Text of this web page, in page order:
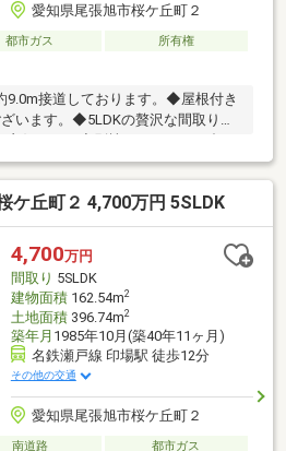
愛知県尾張旭市桜ケ丘町２
都市ガス
所有権
接道しております。◆屋根付き
います。◆5LDKの贅沢な間取りで
良好です。◆別棟の１ＬＤＫと合わ
ても利用可能です。◆閑静な住宅街
た玄関とホールがございます。
ークインクローゼットなど大容量
装実施（別棟のみ）◆バイクの駐
ケ丘町２ 4,700万円 5SLDK
4,700万円
間取り 5SLDK
建物面積162.54m2
土地面積396.74m2
築年月 1985年10月(築40年11ヶ月)
名鉄瀬戸線 印場駅 徒歩12分
その他の交通
愛知県尾張旭市桜ケ丘町２
南道路
都市ガス